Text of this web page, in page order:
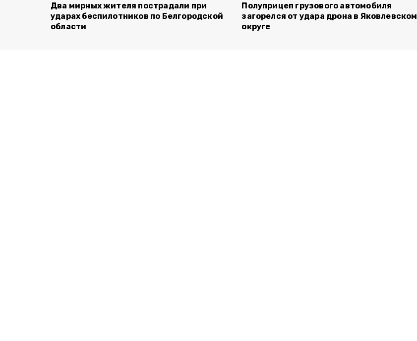
Два мирных жителя пострадали при
ударах беспилотников по Белгородской
области
Полуприцеп грузового автомобиля
загорелся от удара дрона в Яковлевском
округе